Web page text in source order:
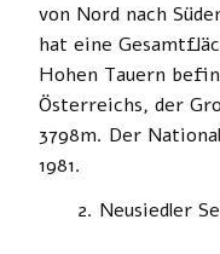
von Nord nach
hat eine
Hohen Tauern
Österreichs, der
3798m. Der
1981.
Neusiedler